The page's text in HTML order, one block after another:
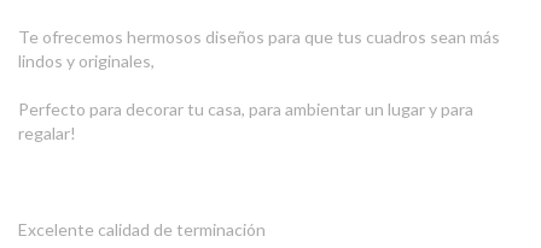
Te ofrecemos hermosos diseños para que tus cuadros sean más
lindos y originales,
Perfecto para decorar tu casa, para ambientar un lugar y para
regalar!
Excelente calidad de terminación